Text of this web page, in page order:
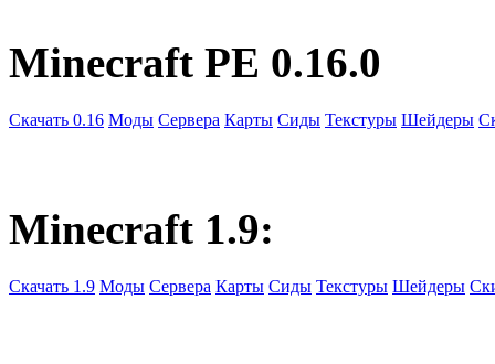
Minecraft PE 0.16.0
Скачать 0.16 Моды Сервера Карты Сиды Текстуры Шейдеры
Minecraft 1.9:
Скачать 1.9 Моды Сервера Карты Сиды Текстуры Шейдеры